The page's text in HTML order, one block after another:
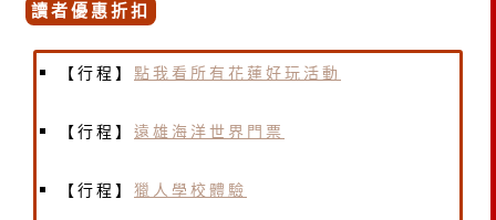
讀者優惠折扣
【行程】 點我看所有花蓮好玩活動
【行程】 遠雄海洋世界門票
【行程】 獵人學校體驗